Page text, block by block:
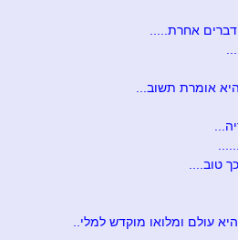
דברים אחרת.....
אומרת תשוב...
טוב....
עולם ומלואו מוקדש למלי..